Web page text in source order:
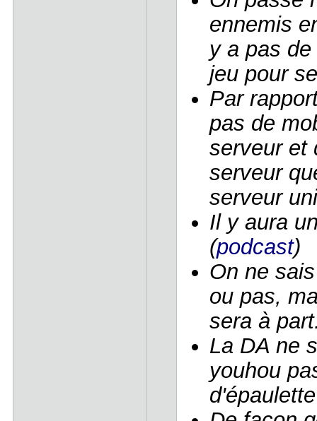
ennemis
y a pas
jeu pour
Par
pas de
serveur et
serveur
serveur
Il y aura
(podcast)
On ne
ou pas,
sera à
La DA ne
youhou